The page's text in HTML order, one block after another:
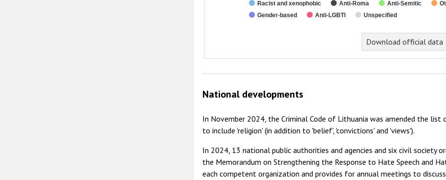
Racist and xenophobic Anti-Roma Anti-Semitic
Gender-based
Anti-LGBTI Unspecified
Download official data
National developments
In November 2024, the Criminal Code of Lithuania was amended the
to include 'religion' (in addition to 'belief', 'convictions' and 'views').
In 2024, 13 national public authorities and agencies and six civil society
the Memorandum on Strengthening the Response to Hate Speech and
each competent organization and provides for annual meetings to